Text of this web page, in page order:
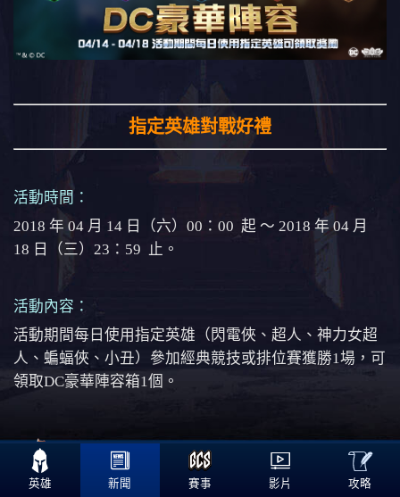
指定英雄對戰好禮
活動時間：
2018 年 04 月 14 日（六）00：00 起 ～ 2018 年 04 月
18 日（三）23：59 止。
活動內容：
活動期間每日使用指定英雄（閃電俠、超人、神力女超
人、蝙蝠俠、小丑）參加經典競技或排位賽獲勝1場，可
領取DC豪華陣容箱1個。
英雄 新聞 賽事 影片

攻略